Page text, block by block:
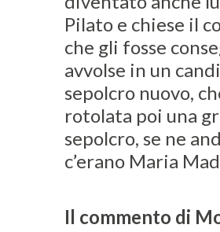
Pilato e chiese il
che gli fosse
avvolse in un
sepolcro nuovo,
rotolata poi una
sepolcro, se ne
c’erano Maria
Il commento di